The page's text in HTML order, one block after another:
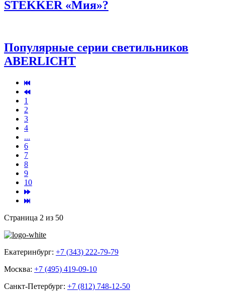
STEKKER «Мия»?
Популярные серии светильников
ABERLICHT
1
2
3
4
...
6
7
8
9
10
Страница 2 из 50
Екатеринбург: +7 (343) 222-79-79
Москва: +7 (495) 419-09-10
Санкт-Петербург: +7 (812) 748-12-50